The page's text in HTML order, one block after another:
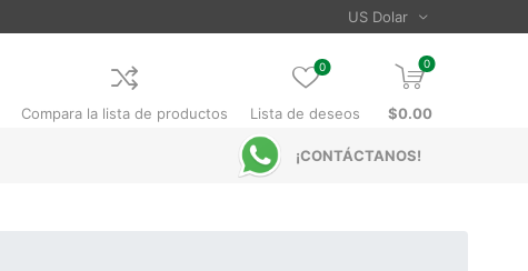
Compara la lista de productos Lista de deseos
0 0
$0.00
¡CONTÁCTANOS!